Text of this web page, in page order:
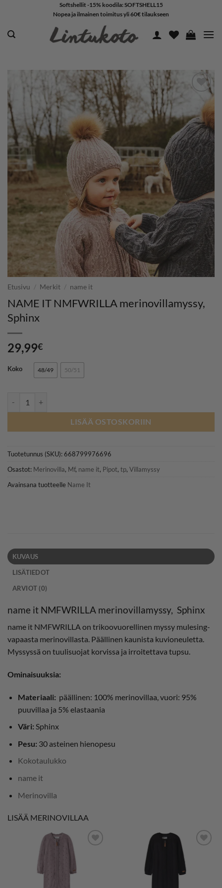
content
Softshellit -15% koodila: SOFTSHELL15
Nopea ja ilmainen toimitus yli 60€ tilaukseen
LISÄÄ
SUOSIKKEIHIN
Etusivu / Merkit / name it
NAME IT NMFWRILLA merinovillamyssy,
Sphinx
29,99€
Koko 48/49 50/51
LISÄÄ OSTOSKORIIN
Tuotetunnus (SKU):668799976696
Osastot: Merinovilla, Mf, name it, Pipot, tp, Villamyssy
Avainsana tuotteelle Name It
KUVAUS
LISÄTIEDOT
ARVIOT (0)
name it NMFWRILLA merinovillamyssy, Sphinx
name it NMFWRILLA on trikoovuorellinen myssy mulesing-
vapaasta merinovillasta. Päällinen kaunista kuvioneuletta.
Myssyssä on tuulisuojat korvissa ja irroitettava tupsu.
Ominaisuuksia:
Materiaali: päällinen: 100% merinovillaa, vuori: 95%
puuvillaa ja 5% elastaania
Väri: Sphinx
Pesu: 30 asteinen hienopesu
Kokotaulukko
name it
Merinovilla
LISÄÄ MERINOVILLAA
LISÄÄ
SUOSIKKEIHIN
LISÄÄ
SUOSIKKEIHIN